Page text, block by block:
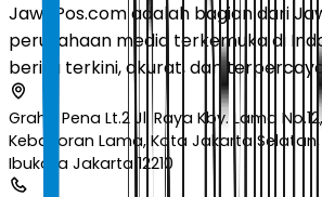
JawaPos.com adalah bagian dari
perusahaan media terkemuka di
berita terkini, akurat, dan
Graha Pena Lt.2 Jl. Raya Kby. Lama
Kebayoran Lama, Kota Jakarta Selatan,
Ibukota Jakarta 12210